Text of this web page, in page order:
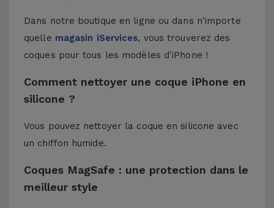
Dans notre boutique en ligne ou dans n'importe
quelle magasin iServices, vous trouverez des
coques pour tous les modèles d'iPhone !
Comment nettoyer une coque iPhone en
silicone ?
Vous pouvez nettoyer la coque en silicone avec
un chiffon humide.
Coques MagSafe : une protection dans le
meilleur style